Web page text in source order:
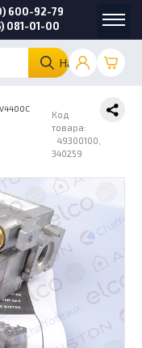
Найти
600-92-79
081-01-00
Код
товара:
49300100,
340259